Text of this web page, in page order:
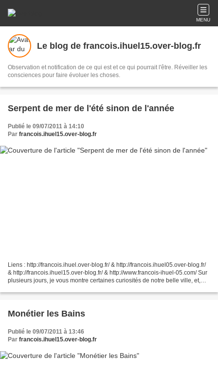
MENU
Le blog de francois.ihuel15.over-blog.fr
Observation et notification de ce qui est et ce qui pourrait l'être. Réveiller les
consciences pour faire évoluer les choses.
Serpent de mer de l'été sinon de l'année
Publié le 09/07/2011 à 14:10
Par francois.ihuel15.over-blog.fr
Liens : http://francois.ihuel.over-blog.fr/ & http://francois.ihuel05.over-blog.fr/
& http://francois.ihuel15.over-blog.fr/ & http://www.francois-ihuel-05.com/ Sur
plusieurs jours, je vous montre certaines curiosités de notre belle ville, et,
Monétier les Bains
Publié le 09/07/2011 à 13:46
Par francois.ihuel15.over-blog.fr